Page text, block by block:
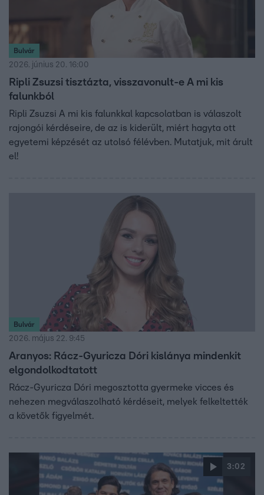
Bulvár
2026. június 20. 16:00
Ripli Zsuzsi tisztázta, visszavonult-e A mi kis
falunkból
Ripli Zsuzsi A mi kis falunkkal kapcsolatban is válaszolt
rajongói kérdéseire, de az is kiderült, miért hagyta ott
egyetemi képzését az utolsó félévben. Mutatjuk, mit árult
el!
Bulvár
2026. május 22. 9:45
Aranyos: Rácz-Gyuricza Dóri kislánya mindenkit
elgondolkodtatott
Rácz-Gyuricza Dóri megosztotta gyermeke vicces és
nehezen megválaszolható kérdéseit, melyek felkeltették
a követők figyelmét.
3:02